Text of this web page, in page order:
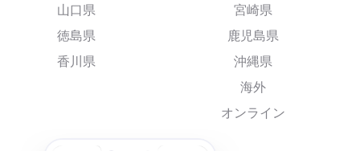
山口県
徳島県
香川県
宮崎県
鹿児島県
沖縄県
海外
オンライン